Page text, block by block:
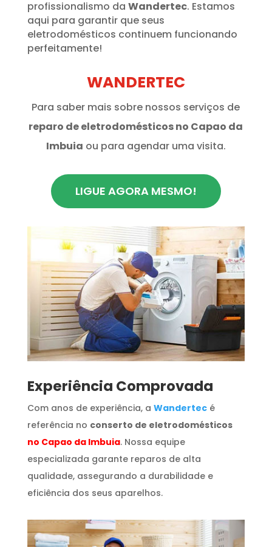
profissionalismo da Wandertec. Estamos
aqui para garantir que seus
eletrodomésticos continuem funcionando
perfeitamente!
WANDERTEC
Para saber mais sobre nossos serviços de
reparo de eletrodomésticos no Capao da
Imbuia ou para agendar uma visita.
LIGUE AGORA MESMO!
​Experiência Comprovada
Com anos de experiência, a Wandertecé
referência no conserto de eletrodomésticos
no Capao da Imbuia. Nossa equipe
especializada garante reparos de alta
qualidade, assegurando a durabilidade e
eficiência dos seus aparelhos.